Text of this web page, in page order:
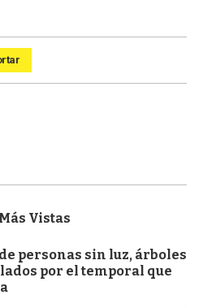
Vistas
personas sin luz, árboles
por el temporal que